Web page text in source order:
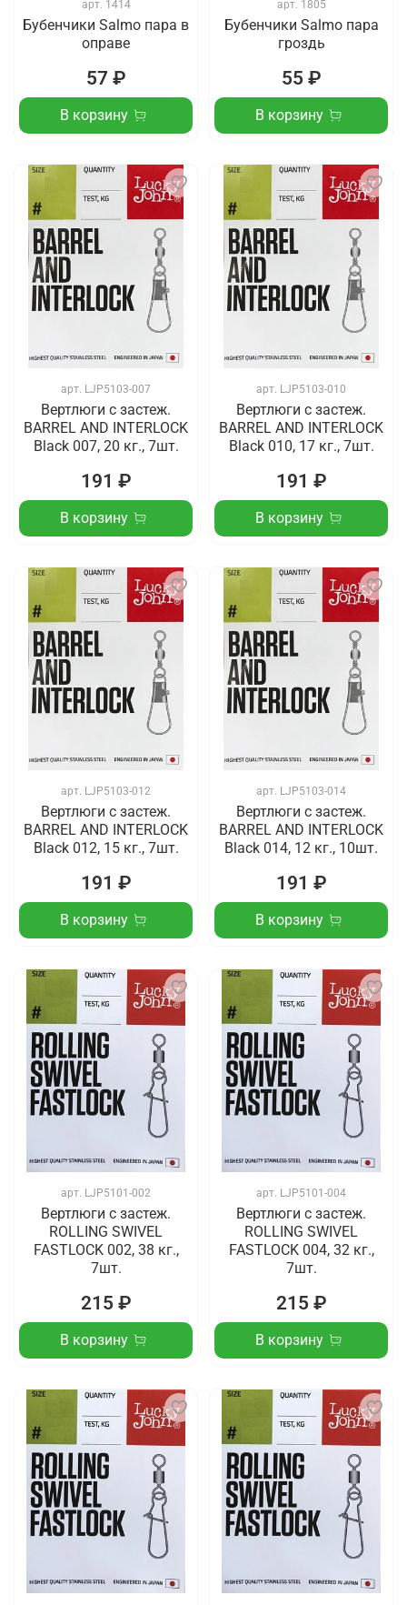
арт. 1414
Бубенчики Salmo пара в
оправе
57 ₽
В корзину
арт. 1805
Бубенчики Salmo пара
гроздь
55 ₽
В корзину
арт. LJP5103-007
Вертлюги c застеж.
BARREL AND INTERLOCK
Black 007, 20 кг., 7шт.
191 ₽
В корзину
арт. LJP5103-010
Вертлюги c застеж.
BARREL AND INTERLOCK
Black 010, 17 кг., 7шт.
191 ₽
В корзину
арт. LJP5103-012
Вертлюги c застеж.
BARREL AND INTERLOCK
Black 012, 15 кг., 7шт.
191 ₽
В корзину
арт. LJP5103-014
Вертлюги c застеж.
BARREL AND INTERLOCK
Black 014, 12 кг., 10шт.
191 ₽
В корзину
арт. LJP5101-002
Вертлюги c застеж.
ROLLING SWIVEL
FASTLOCK 002, 38 кг.,
7шт.
215 ₽
В корзину
арт. LJP5101-004
Вертлюги c застеж.
ROLLING SWIVEL
FASTLOCK 004, 32 кг.,
7шт.
215 ₽
В корзину